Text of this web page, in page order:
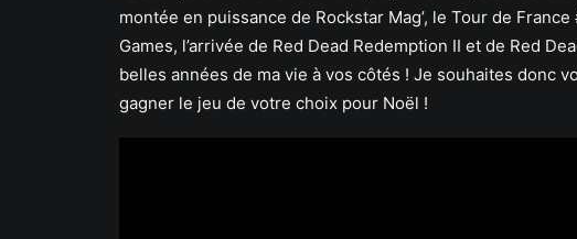
montée en puissance de Rockstar Mag’, le Tour de
Games, l’arrivée de Red Dead Redemption II et de Red
belles années de ma vie à vos côtés ! Je souhaites donc
gagner le jeu de votre choix pour Noël !